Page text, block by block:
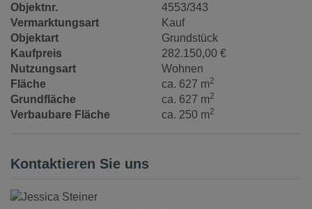
Objektnr.
4553/343
Vermarktungsart
Kauf
Objektart
Grundstück
Kaufpreis
282.150,00 €
Nutzungsart
Wohnen
Fläche
ca. 627 m2
Grundfläche ca. 627 m2
Verbaubare Fläche ca. 250 m2
Kontaktieren Sie uns